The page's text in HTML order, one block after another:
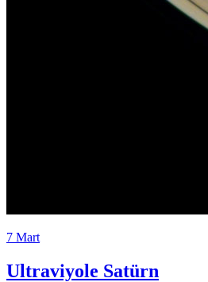
7 Mart
Ultraviyole Satürn